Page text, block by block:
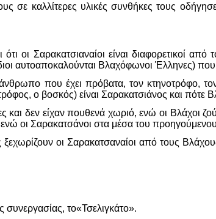
σε καλλίτερες υλικές συνθήκες τους
οι Σαρακατσιαναίοι είναι διαφορετικοί
αυτοαποκαλούνται Βλαχόφωνοι Έλληνες)
που έχει πρόβατα, τον κτηνοτρόφο,
ο βοσκός) είναι Σαρακατσιάνος και πότε
δεν είχαν πουθενά χωριό, ενώ οι Βλάχοι
ενώ οι Σαρακατσάνοι στα μέσα του
οι Σαρακατσαναίοι από τους
το«Τσελιγκάτο».